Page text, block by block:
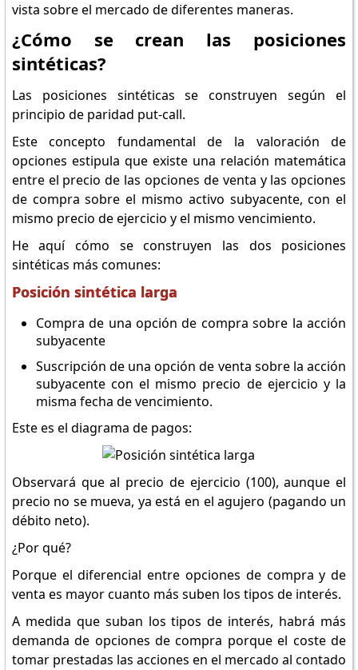
vista sobre el mercado de diferentes maneras.
¿Cómo se crean las posiciones
sintéticas?
Las posiciones sintéticas se construyen según el
principio de paridad put-call.
Este concepto fundamental de la valoración de
opciones estipula que existe una relación matemática
entre el precio de las opciones de venta y las opciones
de compra sobre el mismo activo subyacente, con el
mismo precio de ejercicio y el mismo vencimiento.
He aquí cómo se construyen las dos posiciones
sintéticas más comunes:
Posición sintética larga
Compra de una opción de compra sobre la acción
subyacente
Suscripción de una opción de venta sobre la acción
subyacente con el mismo precio de ejercicio y la
misma fecha de vencimiento.
Este es el diagrama de pagos:
Observará que al precio de ejercicio (100), aunque el
precio no se mueva, ya está en el agujero (pagando un
débito neto).
¿Por qué?
Porque el diferencial entre opciones de compra y de
venta es mayor cuanto más suben los tipos de interés.
A medida que suban los tipos de interés, habrá más
demanda de opciones de compra porque el coste de
tomar prestadas las acciones en el mercado al contado